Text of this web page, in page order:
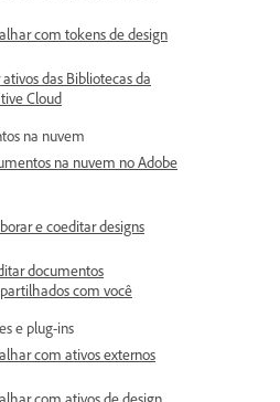
com tokens de design
ativos das Bibliotecas da
Cloud
na nuvem
na nuvem no Adobe
e coeditar designs
documentos
com você
e plug-ins
com ativos externos
com ativos de design